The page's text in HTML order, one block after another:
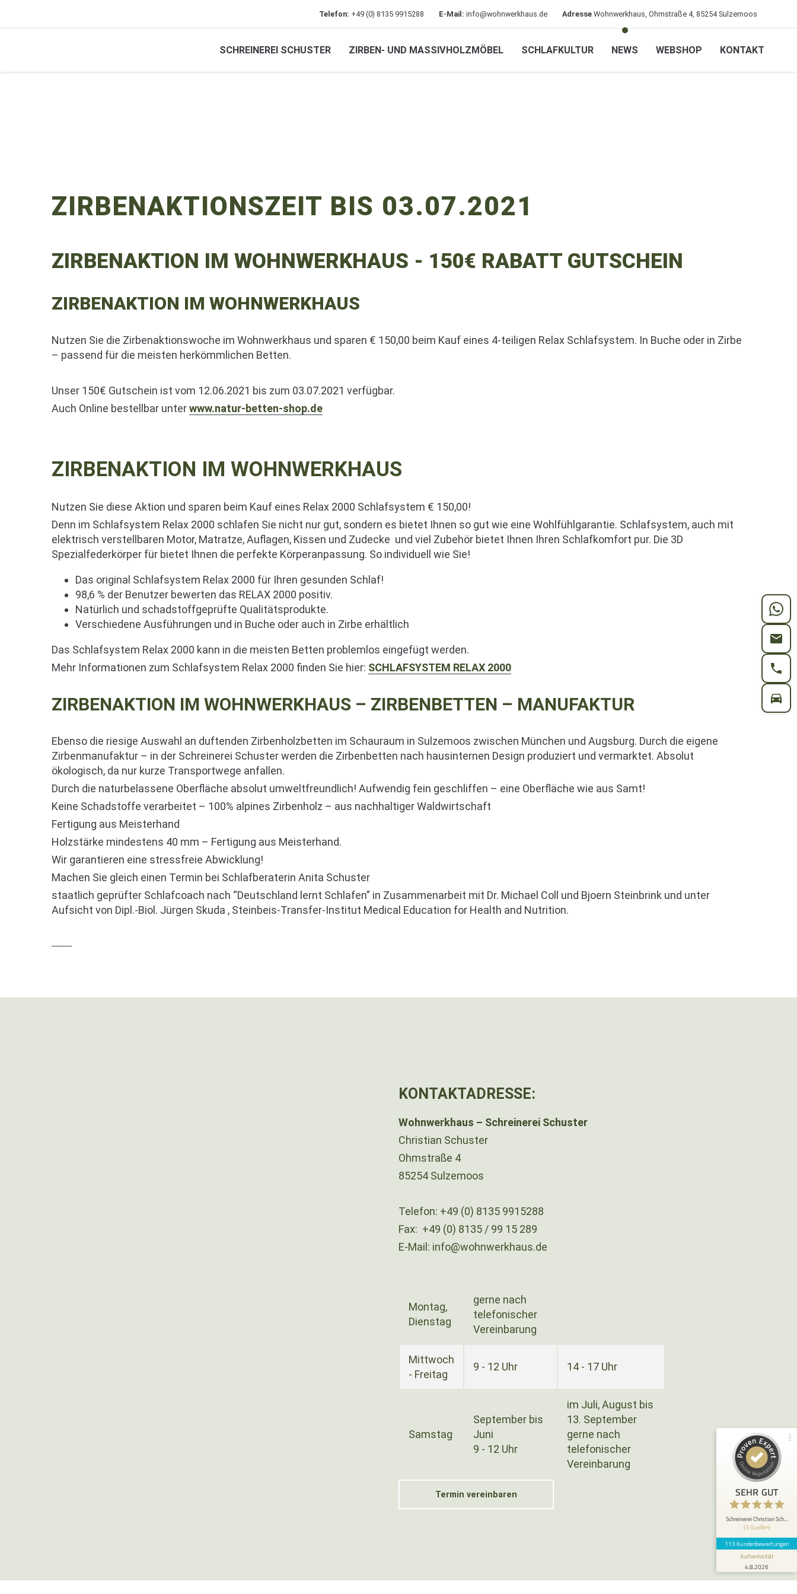
Telefon: +49 (0) 8135 9915288 E-Mail: info@wohnwerkhaus.de Adresse Wohnwerkhaus, Ohmstraße 4, 85254 Sulzemoos
SCHREINEREI SCHUSTER ZIRBEN- UND MASSIVHOLZMÖBEL SCHLAFKULTUR NEWS WEBSHOP KONTAKT
ZIRBENAKTIONSZEIT BIS 03.07.2021
ZIRBENAKTION IM WOHNWERKHAUS - 150€ RABATT GUTSCHEIN
ZIRBENAKTION IM WOHNWERKHAUS
Nutzen Sie die Zirbenaktionswoche im Wohnwerkhaus und sparen € 150,00 beim Kauf eines 4-teiligen Relax Schlafsystem. In Buche oder in Zirbe
– passend für die meisten herkömmlichen Betten.
Unser 150€ Gutschein ist vom 12.06.2021 bis zum 03.07.2021 verfügbar.
Auch Online bestellbar unterwww.natur-betten-shop.de
ZIRBENAKTION IM WOHNWERKHAUS
Nutzen Sie diese Aktion und sparen beim Kauf eines Relax 2000 Schlafsystem € 150,00!
Denn im Schlafsystem Relax 2000 schlafen Sie nicht nur gut, sondern es bietet Ihnen so gut wie eine Wohlfühlgarantie. Schlafsystem, auch mit
elektrisch verstellbaren Motor, Matratze, Auflagen, Kissen und Zudecke und viel Zubehör bietet Ihnen Ihren Schlafkomfort pur. Die 3D
Spezialfederkörper für bietet Ihnen die perfekte Körperanpassung. So individuell wie Sie!
Das original Schlafsystem Relax 2000 für Ihren gesunden Schlaf!
98,6 % der Benutzer bewerten das RELAX 2000 positiv.
Natürlich und schadstoffgeprüfte Qualitätsprodukte.
Verschiedene Ausführungen und in Buche oder auch in Zirbe erhältlich
Das Schlafsystem Relax 2000 kann in die meisten Betten problemlos eingefügt werden.
Mehr Informationen zum Schlafsystem Relax 2000 finden Sie hier: SCHLAFSYSTEM RELAX 2000
ZIRBENAKTION IM WOHNWERKHAUS – ZIRBENBETTEN – MANUFAKTUR
Ebenso die riesige Auswahl an duftenden Zirbenholzbetten im Schauraum in Sulzemoos zwischen München und Augsburg. Durch die eigene
Zirbenmanufaktur – in der Schreinerei Schuster werden die Zirbenbetten nach hausinternen Design produziert und vermarktet. Absolut
ökologisch, da nur kurze Transportwege anfallen.
Durch die naturbelassene Oberfläche absolut umweltfreundlich! Aufwendig fein geschliffen – eine Oberfläche wie aus Samt!
Keine Schadstoffe verarbeitet – 100% alpines Zirbenholz – aus nachhaltiger Waldwirtschaft
Fertigung aus Meisterhand
Holzstärke mindestens 40 mm – Fertigung aus Meisterhand.
Wir garantieren eine stressfreie Abwicklung!
Machen Sie gleich einen Termin bei Schlafberaterin Anita Schuster
staatlich geprüfter Schlafcoach nach “Deutschland lernt Schlafen” in Zusammenarbeit mit Dr. Michael Coll und Bjoern Steinbrink und unter
Aufsicht von Dipl.-Biol. Jürgen Skuda , Steinbeis-Transfer-Institut Medical Education for Health and Nutrition.
KONTAKTADRESSE:
Wohnwerkhaus – Schreinerei Schuster
Christian Schuster
Ohmstraße 4
85254 Sulzemoos
Telefon: +49 (0) 8135 9915288
Fax: +49 (0) 8135 / 99 15 289
E-Mail: info@wohnwerkhaus.de
Montag,
Dienstag
gerne nach
telefonischer
Vereinbarung
Mittwoch
- Freitag
9 - 12 Uhr 14 - 17 Uhr
Samstag
September bis
Juni
9 - 12 Uhr
im Juli, August bis
13. September
gerne nach
telefonischer
Vereinbarung
Termin vereinbaren SEHR GUT
Schreinerei Christian Sch...
(3 Quellen)
113 Kundenbewertungen
Authentizität
4.8.2026
4,95 / 5,00
69
Bewertungen auf
ProvenExpert.com
Blick aufs ProvenExpert-Profil werfen
Anonym
5
Wie liebevoll wurden die Möbel angeliefert
und aufgebaut :) Wir bereuen keinen Cent!